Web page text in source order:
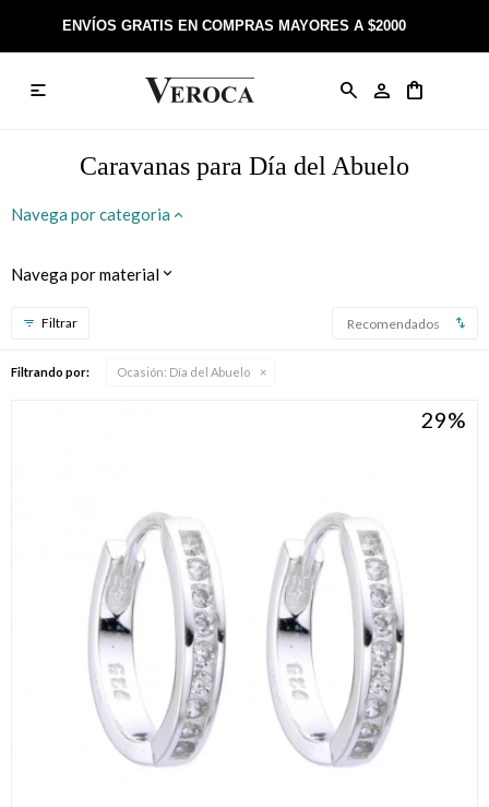
ENVÍOS GRATIS EN COMPRAS MAYORES A $2000

Caravanas para Día del Abuelo
Navega por categoria
Navega por material
Recomendados
Filtrando por: Ocasión: Día del Abuelo
29
Anillos
Pulseras
Llaveros
Día de la Madre
Comunión
Día de la Mujer
Día de la Secretaria
Día del Abuelo
Día del Amigo
Día del Maestro
Sobre Veroca Joyas
Como comprar on-line